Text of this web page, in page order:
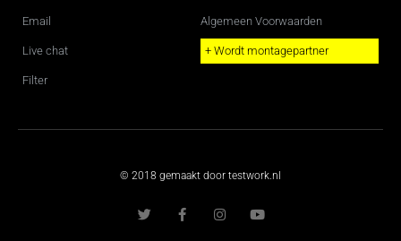
Email
Live chat
Filter
Algemeen Voorwaarden
+ Wordt montagepartner
© 2018 gemaakt door testwork.nl
w
i
a
c
n
s
o
u